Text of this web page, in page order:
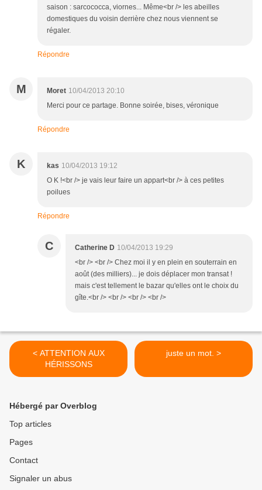
saison : sarcococca, viornes... Même<br /> les abeilles
domestiques du voisin derrière chez nous viennent se
régaler.
Répondre
M Moret 10/04/2013 20:10
Merci pour ce partage. Bonne soirée, bises, véronique
Répondre
K kas 10/04/2013 19:12
O K !<br /> je vais leur faire un appart<br /> à ces petites
poilues
Répondre
C Catherine D 10/04/2013 19:29
<br /> <br /> Chez moi il y en plein en souterrain en
août (des milliers)... je dois déplacer mon transat !
mais c'est tellement le bazar qu'elles ont le choix du
gîte.<br /> <br /> <br /> <br />
< ATTENTION AUX
HÉRISSONS
juste un mot. >
Hébergé par Overblog
Top articles
Pages
Contact
Signaler un abus